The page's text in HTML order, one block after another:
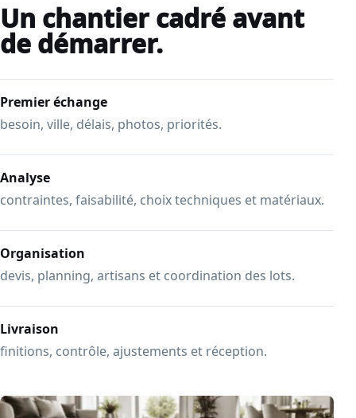
Un chantier cadré avant
de démarrer.
Premier échange
besoin, ville, délais, photos, priorités.
Analyse
contraintes, faisabilité, choix techniques et matériaux.
Organisation
devis, planning, artisans et coordination des lots.
Livraison
finitions, contrôle, ajustements et réception.